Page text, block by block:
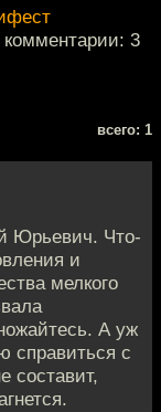
комментарии: 3
всего: 1
Юрьевич. Что-
и
мелкого
А уж
справиться с
составит,